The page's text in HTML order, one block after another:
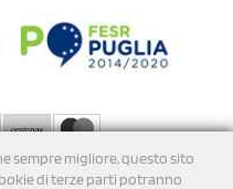
sempre migliore, questo sito
di terze parti potranno